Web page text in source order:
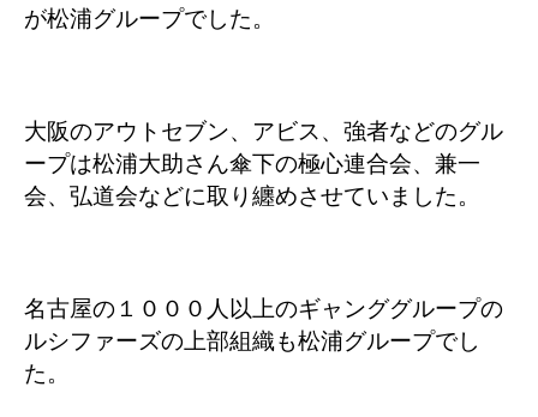
が松浦グループでした。
大阪のアウトセブン、アビス、強者などのグル
ープは松浦大助さん傘下の極心連合会、兼一
会、弘道会などに取り纏めさせていました。
名古屋の１０００人以上のギャンググループの
ルシファーズの上部組織も松浦グループでし
た。